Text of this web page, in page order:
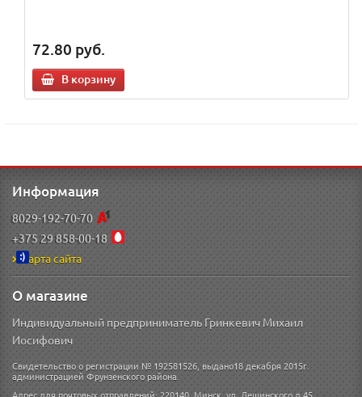
72.80 руб.
В корзину
Информация
8029-192-70-70
+375 29 858-00-18
Карта сайта
О магазине
Индивидуальный предприниматель Гринкевич Михаил
Иосифович
Свидетельство о регистрации № 192581526, выдано18 декабря 2015г.
администрацией Фрунзенского района.
Адрес для почтовых отправлений: 220140, Минск, ул. Лещинского д 45.